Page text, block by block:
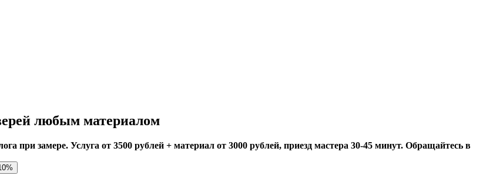
любым материалом
при замере. Услуга от 3500 рублей + материал от 3000 рублей, приезд мастера 30-45 минут. Обращайтесь в